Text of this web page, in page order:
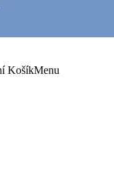
KošíkMenu